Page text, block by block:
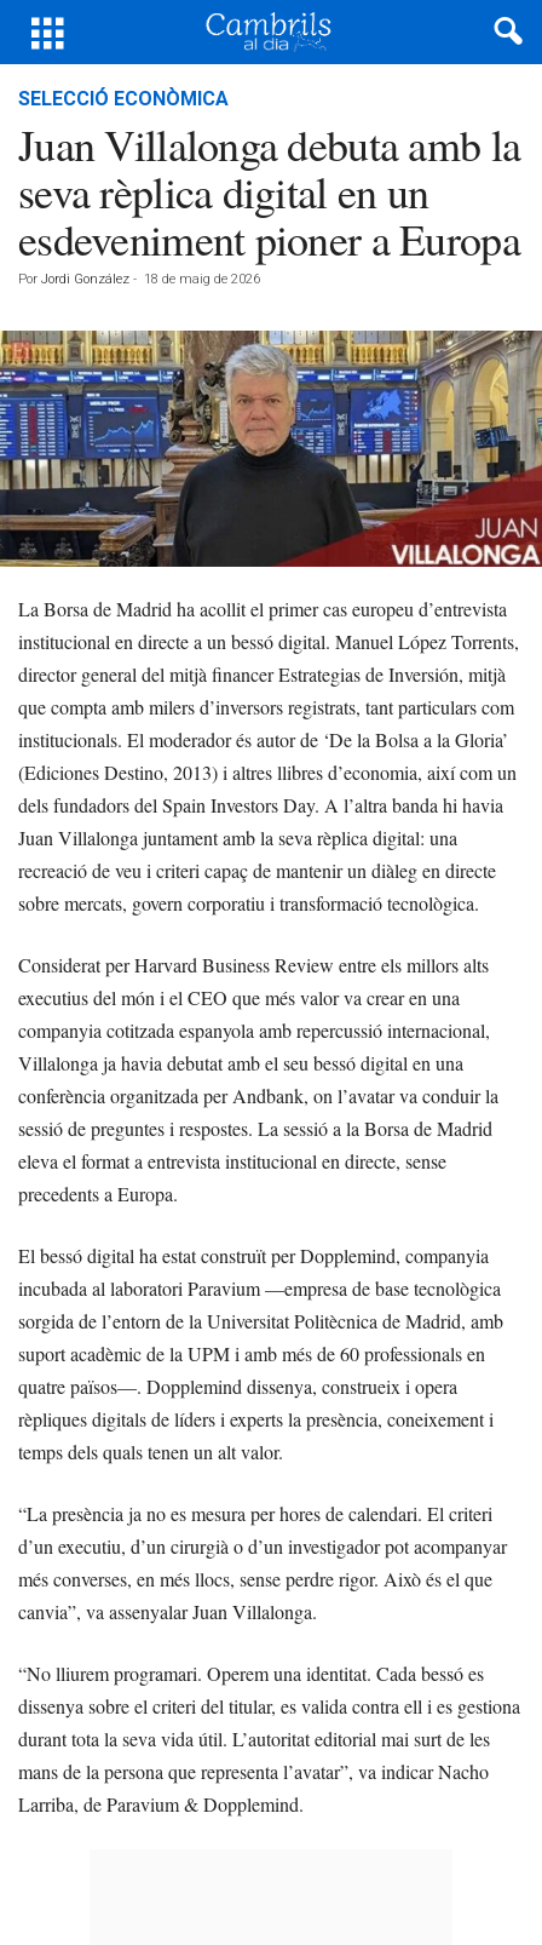
SELECCIÓ ECONÒMICA
Juan Villalonga debuta amb la
seva rèplica digital en un
esdeveniment pioner a Europa
Por Jordi González - 18 de maig de 2026
La Borsa de Madrid ha acollit el primer cas europeu d’entrevista
institucional en directe a un bessó digital. Manuel López Torrents,
director general del mitjà financer Estrategias de Inversión, mitjà
que compta amb milers d’inversors registrats, tant particulars com
institucionals. El moderador és autor de ‘De la Bolsa a la Gloria’
(Ediciones Destino, 2013) i altres llibres d’economia, així com un
dels fundadors del Spain Investors Day. A l’altra banda hi havia
Juan Villalonga juntament amb la seva rèplica digital: una
recreació de veu i criteri capaç de mantenir un diàleg en directe
sobre mercats, govern corporatiu i transformació tecnològica.
Considerat per Harvard Business Review entre els millors alts
executius del món i el CEO que més valor va crear en una
companyia cotitzada espanyola amb repercussió internacional,
Villalonga ja havia debutat amb el seu bessó digital en una
conferència organitzada per Andbank, on l’avatar va conduir la
sessió de preguntes i respostes. La sessió a la Borsa de Madrid
eleva el format a entrevista institucional en directe, sense
precedents a Europa.
El bessó digital ha estat construït per Dopplemind, companyia
incubada al laboratori Paravium —empresa de base tecnològica
sorgida de l’entorn de la Universitat Politècnica de Madrid, amb
suport acadèmic de la UPM i amb més de 60 professionals en
quatre països—. Dopplemind dissenya, construeix i opera
rèpliques digitals de líders i experts la presència, coneixement i
temps dels quals tenen un alt valor.
“La presència ja no es mesura per hores de calendari. El criteri
d’un executiu, d’un cirurgià o d’un investigador pot acompanyar
més converses, en més llocs, sense perdre rigor. Això és el que
canvia”, va assenyalar Juan Villalonga.
“No lliurem programari. Operem una identitat. Cada bessó es
dissenya sobre el criteri del titular, es valida contra ell i es gestiona
durant tota la seva vida útil. L’autoritat editorial mai surt de les
mans de la persona que representa l’avatar”, va indicar Nacho
Larriba, de Paravium & Dopplemind.